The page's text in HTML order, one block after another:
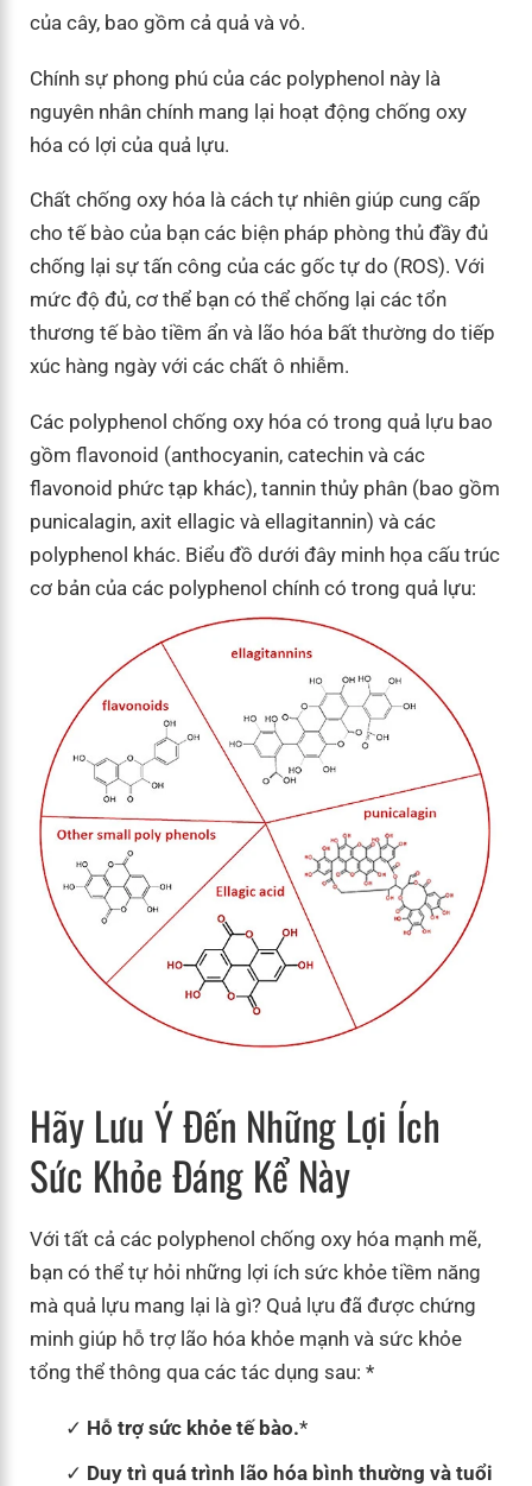
của cây, bao gồm cả quả và vỏ.
Chính sự phong phú của các polyphenol này là
nguyên nhân chính mang lại hoạt động chống oxy
hóa có lợi của quả lựu.
Chất chống oxy hóa là cách tự nhiên giúp cung cấp
cho tế bào của bạn các biện pháp phòng thủ đầy đủ
chống lại sự tấn công của các gốc tự do (ROS). Với
mức độ đủ, cơ thể bạn có thể chống lại các tổn
thương tế bào tiềm ẩn và lão hóa bất thường do tiếp
xúc hàng ngày với các chất ô nhiễm.
Các polyphenol chống oxy hóa có trong quả lựu bao
gồm flavonoid (anthocyanin, catechin và các
flavonoid phức tạp khác), tannin thủy phân (bao gồm
punicalagin, axit ellagic và ellagitannin) và các
polyphenol khác. Biểu đồ dưới đây minh họa cấu trúc
cơ bản của các polyphenol chính có trong quả lựu:
Hãy Lưu Ý Đến Những Lợi Ích
Sức Khỏe Đáng Kể Này
Với tất cả các polyphenol chống oxy hóa mạnh mẽ,
bạn có thể tự hỏi những lợi ích sức khỏe tiềm năng
mà quả lựu mang lại là gì? Quả lựu đã được chứng
minh giúp hỗ trợ lão hóa khỏe mạnh và sức khỏe
tổng thể thông qua các tác dụng sau: *
Hỗ trợ sức khỏe tế bào.*
Duy trì quá trình lão hóa bình thường và tuổi